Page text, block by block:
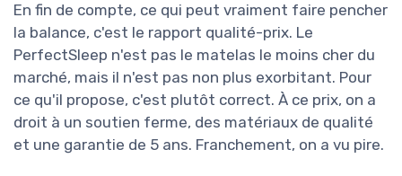
En fin de compte, ce qui peut vraiment faire pencher
la balance, c'est le rapport qualité-prix. Le
PerfectSleep n'est pas le matelas le moins cher du
marché, mais il n'est pas non plus exorbitant. Pour
ce qu'il propose, c'est plutôt correct. À ce prix, on a
droit à un soutien ferme, des matériaux de qualité
et une garantie de 5 ans. Franchement, on a vu pire.